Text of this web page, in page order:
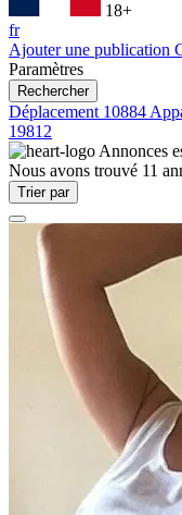
18+
fr
Ajouter une publication
Paramètres
Rechercher
Déplacement 10884
19812
Annonces
Nous avons trouvé 11
Trier par